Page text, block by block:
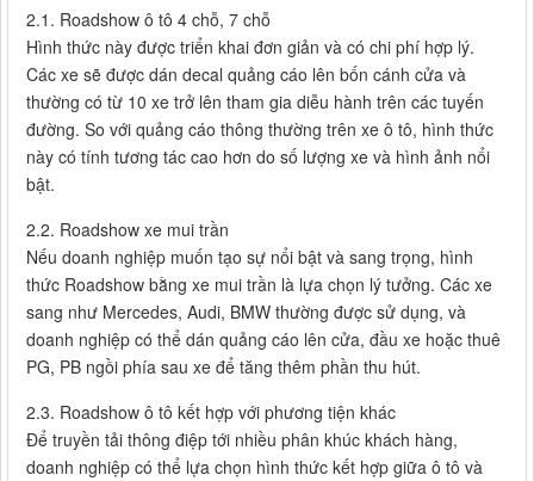
2.1. Roadshow ô tô 4 chỗ, 7 chỗ
Hình thức này được triển khai đơn giản và có chi phí hợp lý.
Các xe sẽ được dán decal quảng cáo lên bốn cánh cửa và
thường có từ 10 xe trở lên tham gia diễu hành trên các tuyến
đường. So với quảng cáo thông thường trên xe ô tô, hình thức
này có tính tương tác cao hơn do số lượng xe và hình ảnh nổi
bật.
2.2. Roadshow xe mui trần
Nếu doanh nghiệp muốn tạo sự nổi bật và sang trọng, hình
thức Roadshow bằng xe mui trần là lựa chọn lý tưởng. Các xe
sang như Mercedes, Audi, BMW thường được sử dụng, và
doanh nghiệp có thể dán quảng cáo lên cửa, đầu xe hoặc thuê
PG, PB ngồi phía sau xe để tăng thêm phần thu hút.
2.3. Roadshow ô tô kết hợp với phương tiện khác
Để truyền tải thông điệp tới nhiều phân khúc khách hàng,
doanh nghiệp có thể lựa chọn hình thức kết hợp giữa ô tô và